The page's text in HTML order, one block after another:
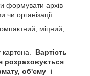
формувати архів
організації.
міцний,
Вартість
розраховується
об'єму і